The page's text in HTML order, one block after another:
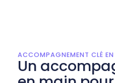
ACCOMPAGNEMENT CLÉ
Un